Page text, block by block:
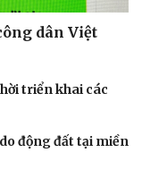
dân Việt
triển khai các
động đất tại miền